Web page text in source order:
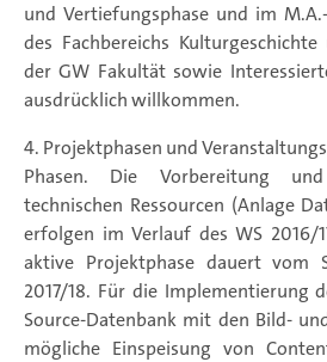
und Vertiefungsphase und im
des Fachbereichs
der GW Fakultät sowie
ausdrücklich willkommen.
4. Projektphasen und
Phasen. Die Vorbereitung
technischen Ressourcen (Anlage
erfolgen im Verlauf des WS 2016/
aktive Projektphase dauert vom
2017/18. Für die Implementierung
Source-Datenbank mit den Bild-
mögliche Einspeisung von